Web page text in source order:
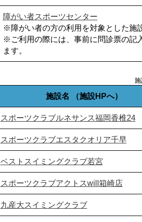
障がい者スポーツセンター
※障がい者の方の利用を対象とした施
※ご利用の際には、事前に問診票の記
ます。
施設名 （施設HPへ）
スポーツクラブルネサンス福岡香椎24
スポーツクラブエスタクオリア千早
ベストスイミングクラブ若宮
スポーツクラブアクトスwill箱崎店
九産大スイミングクラブ